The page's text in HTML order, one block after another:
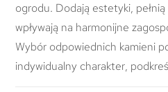
ogrodu. Dodają estetyki,
wpływają na harmonijne
Wybór odpowiednich kamieni
indywidualny charakter,